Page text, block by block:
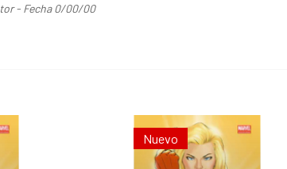
- Fecha 0/00/00
Nuevo